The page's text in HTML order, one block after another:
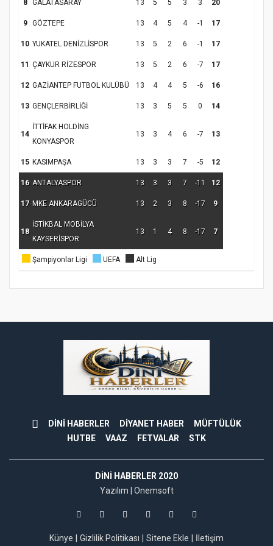
Kapanış Programı
Samsun Atakum’da Ayasofya Camii
Etkinliği
Türkiye’de insanlar dinle bağlarını
koparıyor mu?
8 GALATASARAY 13 5 5 3 3 20
9 GÖZTEPE 13 4 5 4 -1 17
10 YUKATEL DENİZLİSPOR 13 5 2 6 -1 17
11 ÇAYKUR RİZESPOR 13 5 2 6 -7 17
12 GAZİANTEP FUTBOL KULÜBÜ 13 4 4 5 -6 16
13 GENÇLERBİRLİĞİ 13 3 5 5 0 14
14
İTTİFAK HOLDİNG
KONYASPOR
13 3 4 6 -7 13
15 KASIMPAŞA 13 3 3 7 -5 12
16 ANTALYASPOR 13 3 3 7 -11 12
17 MKE ANKARAGÜCÜ 13 2 3 8 -17 9
18
İSTİKBAL MOBİLYA
KAYSERİSPOR
13 1 4 8 -17 7
Şampiyonlar Ligi UEFA Alt Lig
DİNİ HABERLER DİYANET HABER
MÜFTÜLÜK
HUTBE
VAAZ FETVALAR STK
DINI HABERLER 2020
Yazılım | Onemsoft
Künye Gizlilik Politikası Sitene Ekle İletişim